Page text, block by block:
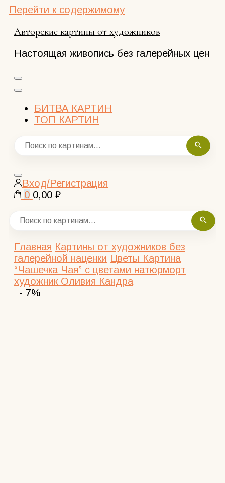
Перейти к содержимому
Авторские картины от художников
Настоящая живопись без галерейных цен
БИТВА КАРТИН
ТОП КАРТИН
Закрыть
поиск
Вход/Регистрация
0 0,00 ₽
Главная Картины от художников без
галерейной наценки Цветы Картина
“Чашечка Чая” с цветами натюрморт
художник Оливия Кандра
- 7%